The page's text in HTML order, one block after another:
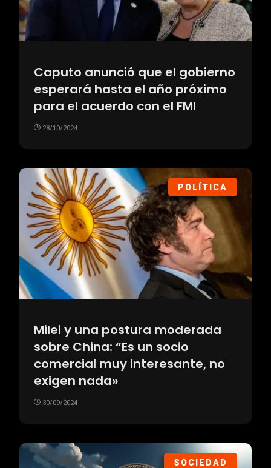
Caputo anunció que el gobierno
esperará hasta el año próximo
para el acuerdo con el FMI
28/10/2024
POLÍTICA
Milei y una postura moderada
sobre China: “Es un socio
comercial muy interesante, no
exigen nada»
30/09/2024
SOCIEDAD